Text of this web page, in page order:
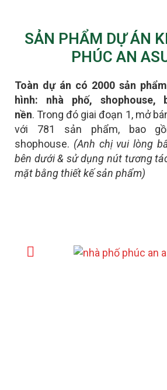
SẢN PHẨM DỰ ÁN
PHÚC AN
Toàn dự án có 2000 sản
hình: nhà phố,
nền. Trong đó giai đoạn 1, mở
với 781 sản phẩm, bao
shophouse. (Anh chị vui lòng
bên dưới & sử dụng nút tương
mặt bằng thiết kế sản phẩm)